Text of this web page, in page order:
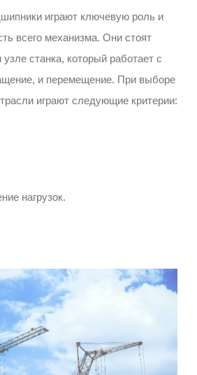
играют ключевую роль и
всего механизма. Они стоят
станка, который работает с
и перемещение. При выборе
играют следующие критерии:
нагрузок.